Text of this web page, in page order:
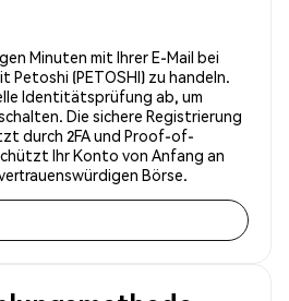
Minuten mit Ihrer E-Mail bei
Petoshi (PETOSHI) zu handeln.
Identitätsprüfung ab, um
Die sichere Registrierung
durch 2FA und Proof-of-
Ihr Konto von Anfang an
Börse.